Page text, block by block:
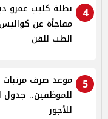
4
بطلة كليب عمرو
مفاجأة عن
الطب للفن
5
للموظفين.. جدول
للأجور